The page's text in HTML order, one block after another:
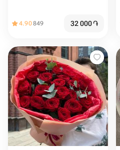
4.90849 32 000֏